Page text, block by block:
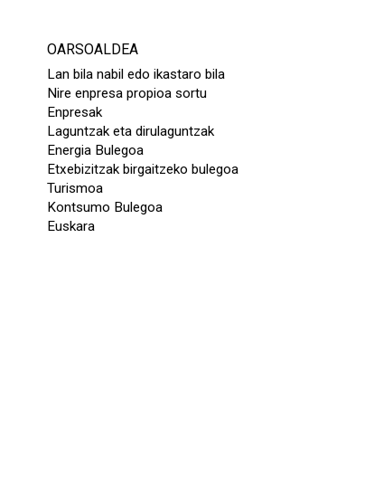
OARSOALDEA
Lan bila nabil edo ikastaro bila
Nire enpresa propioa sortu
Enpresak
Laguntzak eta dirulaguntzak
Energia Bulegoa
Etxebizitzak birgaitzeko bulegoa
Turismoa
Kontsumo Bulegoa
Euskara